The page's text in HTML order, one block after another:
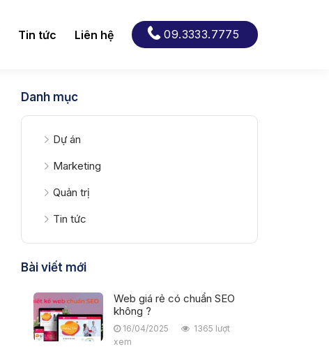
Tin tức Liên hệ 09.3333.7775
Danh mục
Dự án
Marketing
Quản trị
Tin tức
Bài viết mới
Web giá rẻ có chuẩn SEO
không ?
16/04/2025
1365 lượt
xem